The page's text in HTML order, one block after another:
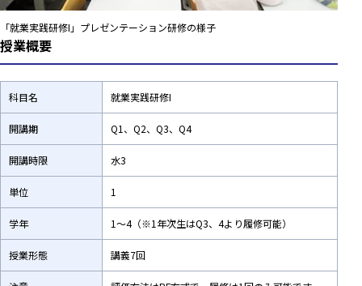
「就業実践研修I」プレゼンテーション研修の様子
授業概要
科目名 就業実践研修I
開講期 Q1、Q2、Q3、Q4
開講時限 水3
単位 1
学年 1～4（※1年次生はQ3、4より履修可能）
授業形態 講義7回